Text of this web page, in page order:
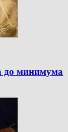
до минимума